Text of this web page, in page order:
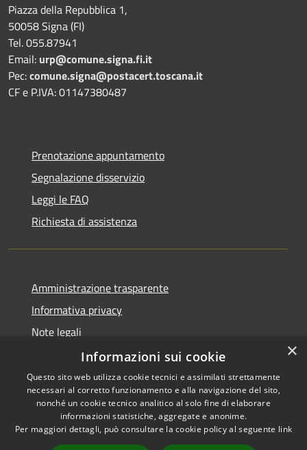
Piazza della Repubblica 1,
50058 Signa (FI)
Tel. 055.87941
Email: urp@comune.signa.fi.it
Pec:comune.signa@postacert.toscana.it
CF e P.IVA: 01147380487
Prenotazione appuntamento
Segnalazione disservizio
Leggi le FAQ
Richiesta di assistenza
Amministrazione trasparente
Informativa privacy
Note legali
Dichiarazione di accessibilità
RSS
Accessibilità
Copyright © 2026 • Comune di
Signa • Powered by
×
Informazioni sui cookie
Questo sito web utilizza cookie tecnici e assimilati strettamente
necessari al corretto funzionamento e alla navigazione del sito,
nonché un cookie tecnico analitico al solo fine di elaborare
informazioni statistiche, aggregate e anonime.
Per maggiori dettagli, può consultare la cookie policy al seguente link